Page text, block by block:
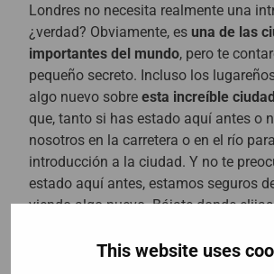
This website uses
Londres no necesita realmente una
¿verdad? Obviamente, es una de las
importantes del mundo, pero te
pequeño secreto. Incluso los
algo nuevo sobre esta increíble ciudad
que, tanto si has estado aquí antes o
nosotros en la carretera o en el río
introducción a la ciudad. Y no te
estado aquí antes, estamos seguros
viendo algo nuevo. Bájate donde
completa, reserva una de las